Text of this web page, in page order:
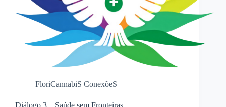
FloriCannabiS ConexõeS